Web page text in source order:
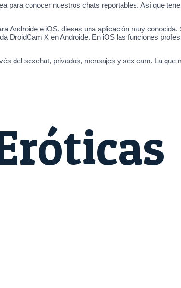
para conocer nuestros chats reportables. Así que
Androide e iOS, dieses una aplicación muy conocida.
DroidCam X en Androide. En iOS las funciones
del sexchat, privados, mensajes y sex cam. La que